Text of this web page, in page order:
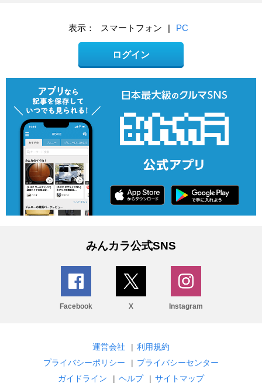
表示： スマートフォン | PC
ログイン
みんカラ公式SNS
Facebook X Instagram
運営会社 | 利用規約
プライバシーポリシー
| プライバシーセンター
ガイドライン
| ヘルプ | サイトマップ